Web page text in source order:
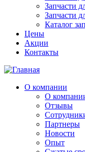
Запчасти
Запчасти
Каталог
Цены
Акции
Контакты
О компании
О
Отзывы
Партнеры
Новости
Опыт